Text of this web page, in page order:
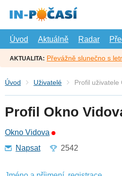
hlavní
Úvod
Aktuálně Radar
AKTUALITA: Převážně slunečno s
Úvod Uživatelé Profil uživatele
Profil Okno
Okno Vidova
Napsat
2542